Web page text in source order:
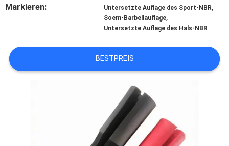
FORDERN
SIE
Markieren: Untersetzte Auflage des Sport-NBR,
Soem-Barbellauflage,
Untersetzte Auflage des Hals-NBR
BESTPREIS